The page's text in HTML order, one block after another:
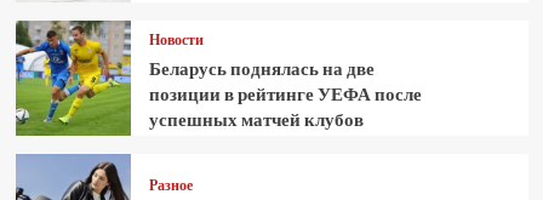
Новости
Беларусь поднялась на две
позиции в рейтинге УЕФА после
успешных матчей клубов
Разное